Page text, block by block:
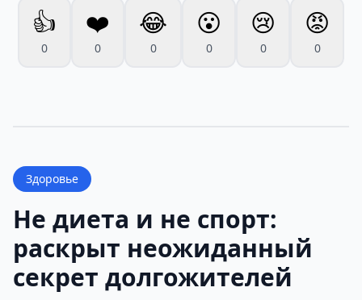
👍
0
❤️
0
😂
0
😮
0
😢
0
😡
0
Здоровье
Не диета и не спорт:
раскрыт неожиданный
секрет долгожителей